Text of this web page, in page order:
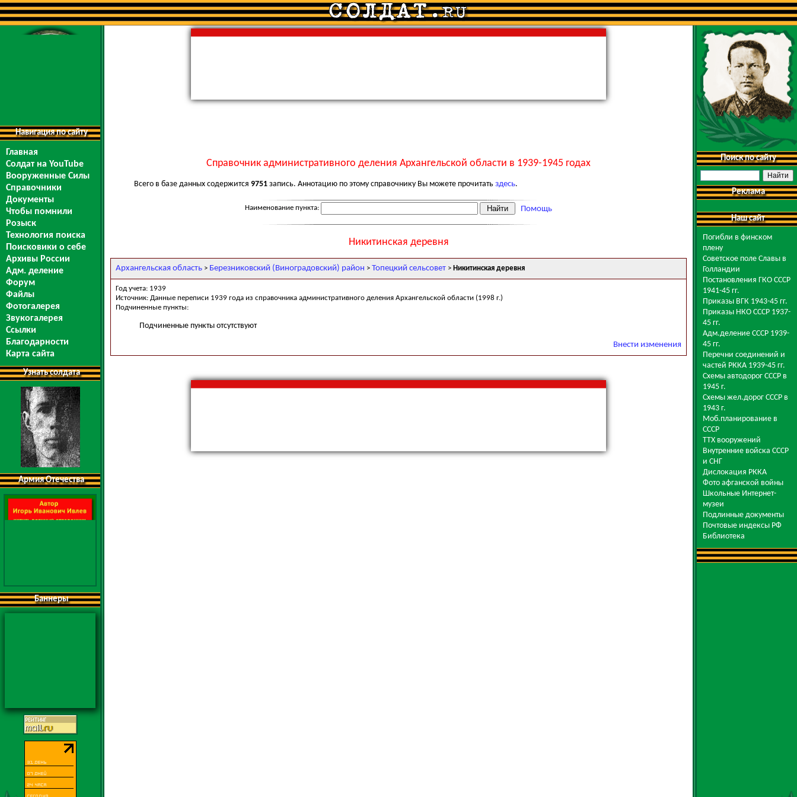
Навигация по сайту
Главная
Солдат на YouTube
Вооруженные Силы
Справочники
Документы
Чтобы помнили
Розыск
Технология поиска
Поисковики о себе
Архивы России
Адм. деление
Форум
Файлы
Фотогалерея
Звукогалерея
Ссылки
Благодарности
Карта сайта
Узнать солдата
Армия Отечества
Баннеры
Справочник административного деления Архангельской области в 1939-1945 годах
Всего в базе данных содержится 9751 запись. Аннотацию по этому справочнику Вы можете прочитать здесь.
Наименование пункта: Помощь
Никитинская деревня
Архангельская область > Березниковский (Виноградовский) район > Топецкий сельсовет > Никитинская деревня
Год учета: 1939
Источник: Данные переписи 1939 года из справочника административного деления Архангельской области (1998 г.)
Подчиненные пункты:
Подчиненные пункты отсутствуют
Внести изменения
Поиск по сайту
Реклама
Наш сайт
Погибли в финском
плену
Советское поле Славы в
Голландии
Постановления ГКО СССР
1941-45 гг.
Приказы ВГК 1943-45 гг.
Приказы НКО СССР 1937-
45 гг.
Адм.деление СССР 1939-
45 гг.
Перечни соединений и
частей РККА 1939-45 гг.
Схемы автодорог СССР в
1945 г.
Схемы жел.дорог СССР в
1943 г.
Моб.планирование в
СССР
ТТХ вооружений
Внутренние войска СССР
и СНГ
Дислокация РККА
Фото афганской войны
Школьные Интернет-
музеи
Подлинные документы
Почтовые индексы РФ
Библиотека